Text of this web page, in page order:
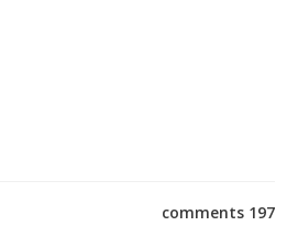
197 comments